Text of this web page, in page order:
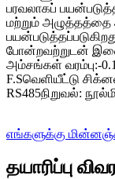
பரவலாகப்
மற்றும் அழுத்தத்தை
போன்றவற்றுடன்
அம்சங்கள் வரம்பு:-
F.Sவெளியீட்டு
RS485நிறுவல்:
எங்களுக்கு
தயாரிப்பு